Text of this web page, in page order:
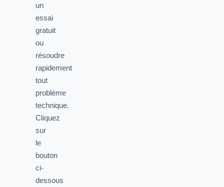
un
essai
gratuit
ou
résoudre
rapidement
tout
problème
technique.
Cliquez
sur
le
bouton
ci-
dessous